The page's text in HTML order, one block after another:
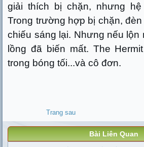
giải thích bị chặn, nhưng
Trong trường hợp bị chặn,
chiếu sáng lại. Nhưng nếu lộn
lồng đã biến mất. The
trong bóng tối...và cô đơn.
Trang sau
Bài Liên Quan